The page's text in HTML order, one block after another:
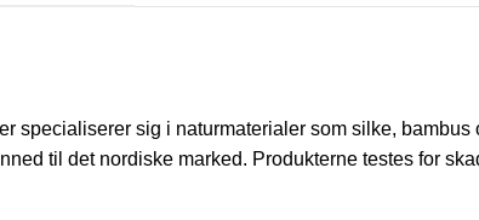
specialiserer sig i naturmaterialer som silke,
til det nordiske marked. Produkterne testes for